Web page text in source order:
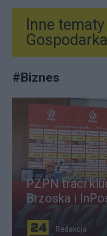
Inne
Gospodarka
#Biznes
PZPN traci
Brzoska i
Redakcja